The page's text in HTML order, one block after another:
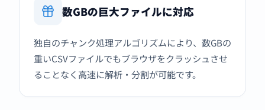
数GBの巨大ファイルに対応
独自のチャンク処理アルゴリズムにより、数GBの
重いCSVファイルでもブラウザをクラッシュさせ
ることなく高速に解析・分割が可能です。